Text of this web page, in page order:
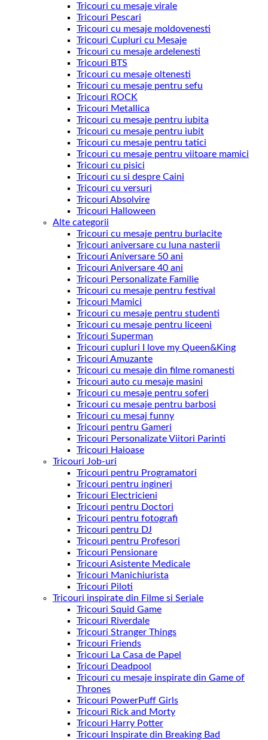
Tricouri cu mesaje virale
Tricouri Pescari
Tricouri cu mesaje moldovenesti
Tricouri Cupluri cu Mesaje
Tricouri cu mesaje ardelenesti
Tricouri BTS
Tricouri cu mesaje oltenesti
Tricouri cu mesaje pentru sefu
Tricouri ROCK
Tricouri Metallica
Tricouri cu mesaje pentru iubita
Tricouri cu mesaje pentru iubit
Tricouri cu mesaje pentru tatici
Tricouri cu mesaje pentru viitoare mamici
Tricouri cu pisici
Tricouri cu si despre Caini
Tricouri cu versuri
Tricouri Absolvire
Tricouri Halloween
Alte categorii
Tricouri cu mesaje pentru burlacite
Tricouri aniversare cu luna nasterii
Tricouri Aniversare 50 ani
Tricouri Aniversare 40 ani
Tricouri Personalizate Familie
Tricouri cu mesaje pentru festival
Tricouri Mamici
Tricouri cu mesaje pentru studenti
Tricouri cu mesaje pentru liceeni
Tricouri Superman
Tricouri cupluri I love my Queen&King
Tricouri Amuzante
Tricouri cu mesaje din filme romanesti
Tricouri auto cu mesaje masini
Tricouri cu mesaje pentru soferi
Tricouri cu mesaje pentru barbosi
Tricouri cu mesaj funny
Tricouri pentru Gameri
Tricouri Personalizate Viitori Parinti
Tricouri Haioase
Tricouri Job-uri
Tricouri pentru Programatori
Tricouri pentru ingineri
Tricouri Electricieni
Tricouri pentru Doctori
Tricouri pentru fotografi
Tricouri pentru DJ
Tricouri pentru Profesori
Tricouri Pensionare
Tricouri Asistente Medicale
Tricouri Manichiurista
Tricouri Piloti
Tricouri inspirate din Filme si Seriale
Tricouri Squid Game
Tricouri Riverdale
Tricouri Stranger Things
Tricouri Friends
Tricouri La Casa de Papel
Tricouri Deadpool
Tricouri cu mesaje inspirate din Game of
Thrones
Tricouri PowerPuff Girls
Tricouri Rick and Morty
Tricouri Harry Potter
Tricouri Inspirate din Breaking Bad